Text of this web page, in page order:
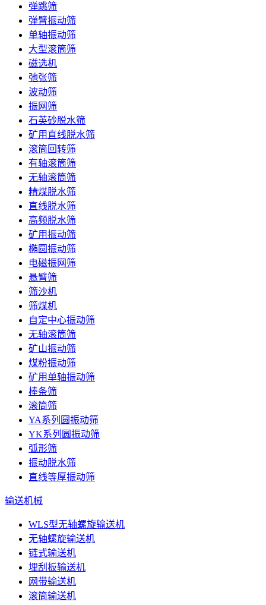
弹跳筛
弹臂振动筛
单轴振动筛
大型滚筒筛
磁选机
弛张筛
波动筛
振网筛
石英砂脱水筛
矿用直线脱水筛
滚筒回转筛
有轴滚筒筛
无轴滚筒筛
精煤脱水筛
直线脱水筛
高频脱水筛
矿用振动筛
椭圆振动筛
电磁振网筛
悬臂筛
筛沙机
筛煤机
自定中心振动筛
无轴滚筒筛
矿山振动筛
煤粉振动筛
矿用单轴振动筛
棒条筛
滚筒筛
YA系列圆振动筛
YK系列圆振动筛
弧形筛
振动脱水筛
直线等厚振动筛
输送机械
WLS型无轴螺旋输送机
无轴螺旋输送机
链式输送机
埋刮板输送机
网带输送机
滚筒输送机